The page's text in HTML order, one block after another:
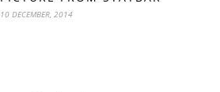
10 DECEMBER, 2014